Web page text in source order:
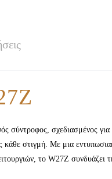
σύντροφος, σχεδιασμένος
κάθε στιγμή. Με μια
το W27Z